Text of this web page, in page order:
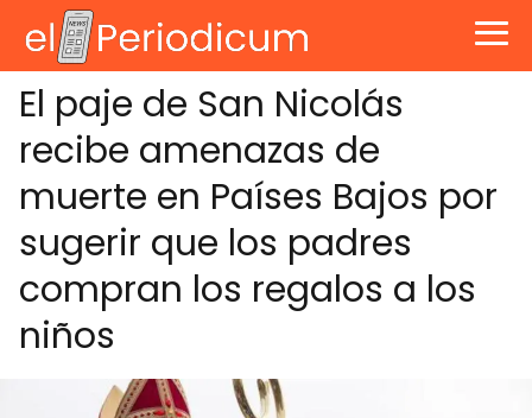
El paje de San Nicolás
recibe amenazas de
muerte en Países Bajos por
sugerir que los padres
compran los regalos a los
niños